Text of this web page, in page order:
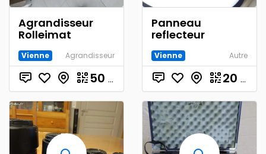
Agrandisseur
Rolleimat
Vienne Agrandisseur
50
Panneau
reflecteur
Vienne Autre
20